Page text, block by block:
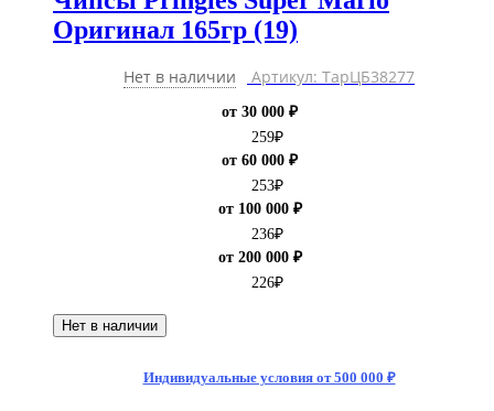
Оригинал 165гр (19)
Нет в наличии Артикул: ТарЦБ38277
от 30 000 ₽
259₽
от 60 000 ₽
253₽
от 100 000 ₽
236₽
от 200 000 ₽
226₽
Нет в наличии
Индивидуальные условия от 500 000 ₽